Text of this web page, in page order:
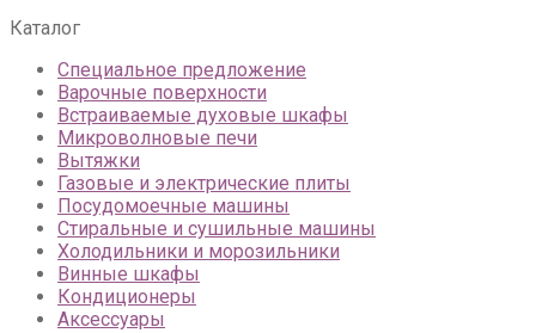
Каталог
Специальное предложение
Варочные поверхности
Встраиваемые духовые шкафы
Микроволновые печи
Вытяжки
Газовые и электрические плиты
Посудомоечные машины
Стиральные и сушильные машины
Холодильники и морозильники
Винные шкафы
Кондиционеры
Аксессуары